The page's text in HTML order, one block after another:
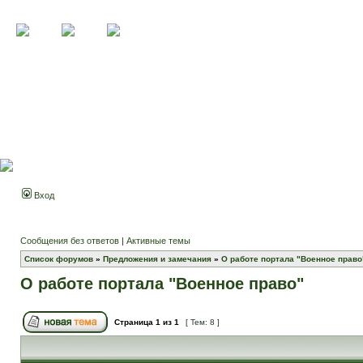
Вход
Сообщения без ответов | Активные темы
Список форумов » Предложения и замечания » О работе портала "Военное
О работе портала "Военное право"
Страница 1 из 1 [ Тем: 8 ]